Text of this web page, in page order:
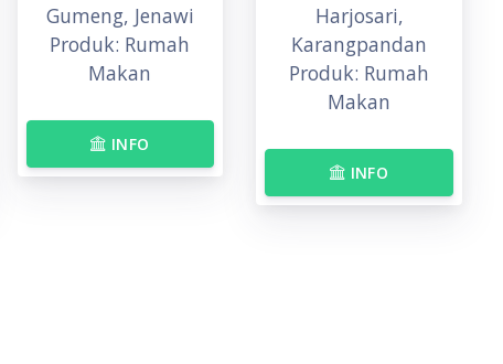
Gumeng, Jenawi
Produk: Rumah
Makan
INFO
Harjosari,
Karangpandan
Produk: Rumah
Makan
INFO